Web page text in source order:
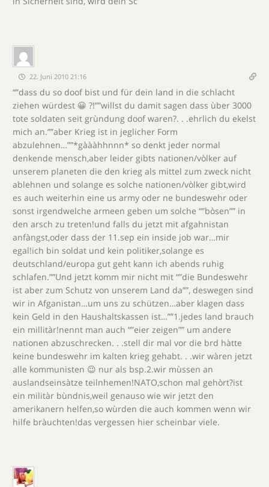
22. Juni 2010 21:16
“”dass du so doof bist und für dein land in die schlacht
ziehen würdest 😀 ?!””willst du damit sagen dass ùber 3000
tote soldaten seit grùndung doof waren?. . .ehrlich du ekelst
mich an.””aber Krieg ist in jeglicher Form
abzulehnen…””*gàààhhnnn* so denkt jeder normal
denkende mensch,aber leider gibts nationen/vòlker auf
unserem planeten die den krieg als mittel zum zweck nicht
ablehnen und solange es solche nationen/vòlker gibt,wird
es auch weiterhin eine us army oder ne bundeswehr oder
sonst irgendwelche armeen geben um solche “”bòsen”” in
den arsch zu treten!und falls du jetzt mit afgahnistan
anfàngst,oder dass der 11.sep ein inside job war…mir
egal!ich bin soldat und kein politiker,solange es
deutschland/europa gut geht kann ich abends ruhig
schlafen.””Und jetzt komm mir nicht mit “”die Bundeswehr
ist aber zum Schutz von unserem Land da””, deswegen sind
wir in Afganistan…um uns zu schützen…aber klagen dass
kein Geld in den Haushaltskassen ist…””1.jedes land brauch
ein millitàr!nennt man auch “”eier zeigen”” um andere
nationen abzuschrecken. . .stell dir mal vor die brd hàtte
keine bundeswehr im kalten krieg gehabt. . .wir wàren jetzt
alle kommunisten 😉 nur als bsp.2.wir mùssen an
auslandseinsàtze teilnhemen!NATO,schon mal gehòrt?ist
ein militàr bùndnis,weil genauso wie wir jetzt den
amerikanern helfen,so wùrden die auch kommen wenn wir
hilfe bràuchten!das vergessen hier scheinbar viele.